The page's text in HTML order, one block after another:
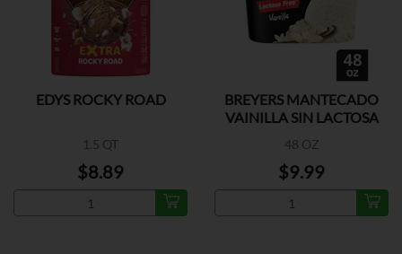
EDYS ROCKY ROAD
1.5 QT
$8.89
BREYERS MANTECADO
VAINILLA SIN LACTOSA
48 OZ
$9.99